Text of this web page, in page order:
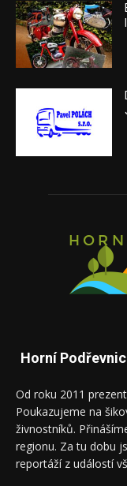
Horní
Od roku 2011
Poukazujeme na
živnostníků.
regionu. Za tu dobu
reportáží z událostí